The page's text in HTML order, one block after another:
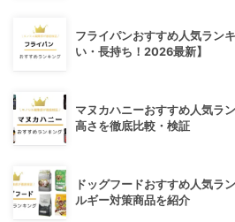
フライパンおすすめ人気ラン
い・長持ち！2026最新】
マヌカハニーおすすめ人気ラ
高さを徹底比較・検証
ドッグフードおすすめ人気ラ
ルギー対策商品を紹介